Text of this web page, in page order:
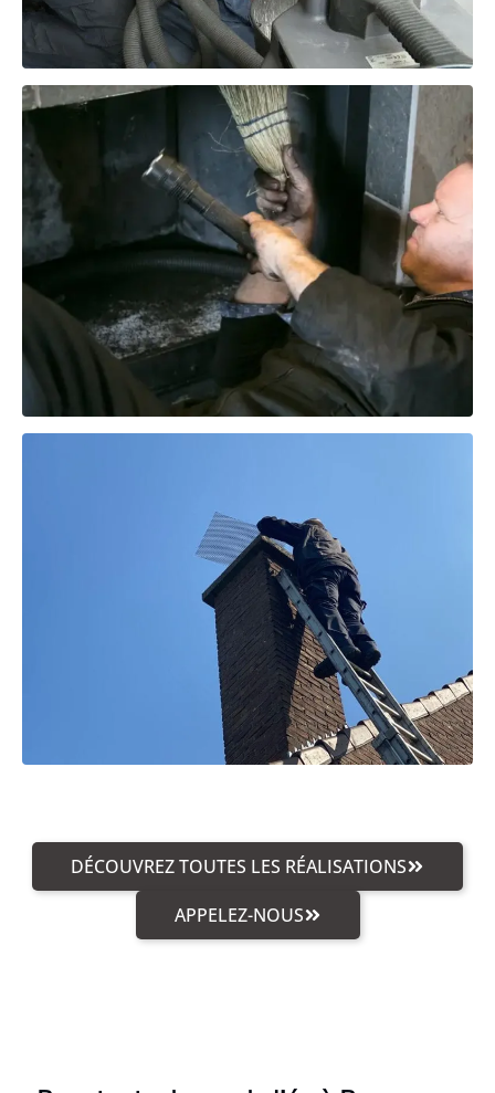
DÉCOUVREZ TOUTES LES RÉALISATIONS
APPELEZ-NOUS